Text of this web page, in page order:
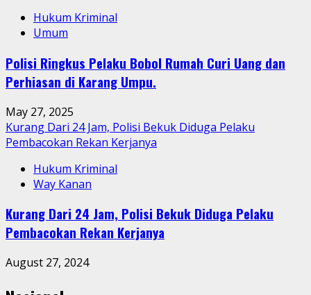
Hukum Kriminal
Umum
Polisi Ringkus Pelaku Bobol Rumah Curi Uang dan
Perhiasan di Karang Umpu.
May 27, 2025
Kurang Dari 24 Jam, Polisi Bekuk Diduga Pelaku
Pembacokan Rekan Kerjanya
Hukum Kriminal
Way Kanan
Kurang Dari 24 Jam, Polisi Bekuk Diduga Pelaku
Pembacokan Rekan Kerjanya
August 27, 2024